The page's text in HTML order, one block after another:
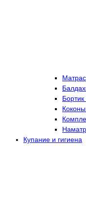
Бортик
Купание и гигиена